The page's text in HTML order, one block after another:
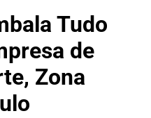
Tudo
de
Zona